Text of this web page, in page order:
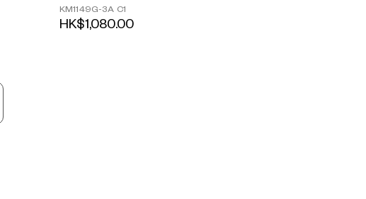
KM1149G-3A C1
HK$1,080.00